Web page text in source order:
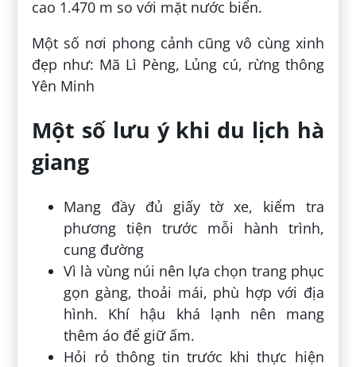
cao 1.470 m so với mặt nước biển.
Một số nơi phong cảnh cũng vô cùng xinh
đẹp như: Mã Lì Pèng, Lủng cú, rừng thông
Yên Minh
Một số lưu ý khi du lịch hà
giang
Mang đầy đủ giấy tờ xe, kiểm tra
phương tiện trước mỗi hành trình,
cung đường
Vì là vùng núi nên lựa chọn trang phục
gọn gàng, thoải mái, phù hợp với địa
hình. Khí hậu khá lạnh nên mang
thêm áo để giữ ấm.
Hỏi rỏ thông tin trước khi thực hiện